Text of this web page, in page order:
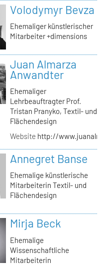
Volodymyr Bevza
Ehemaliger künstlerischer
Mitarbeiter +dimensions
Juan Almarza
Anwandter
Ehemaliger
Lehrbeauftragter Prof.
Tristan Pranyko, Textil- und
Flächendesign
Website http://
Annegret Banse
Ehemalige künstlerische
Mitarbeiterin Textil- und
Flächendesign
Mirja Beck
Ehemalige
Wissenschaftliche
Mitarbeiterin